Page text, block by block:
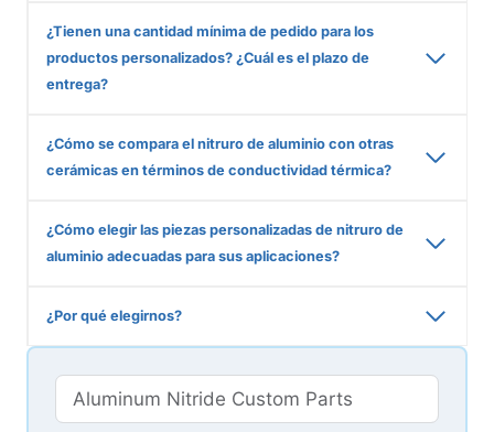
¿Tienen una cantidad mínima de pedido para los
productos personalizados? ¿Cuál es el plazo de
entrega?
¿Cómo se compara el nitruro de aluminio con otras
cerámicas en términos de conductividad térmica?
¿Cómo elegir las piezas personalizadas de nitruro de
aluminio adecuadas para sus aplicaciones?
¿Por qué elegirnos?